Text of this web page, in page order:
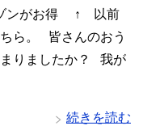
ゾンがお得 ↑ 以前
ら。 皆さんのおう
りましたか？ 我が
続きを読む